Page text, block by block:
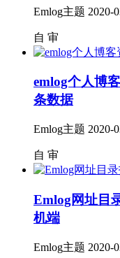
Emlog主题 2020-
自 审
emlog个人博
条数据
Emlog主题 2020-
自 审
Emlog网址目
机端
Emlog主题 2020-